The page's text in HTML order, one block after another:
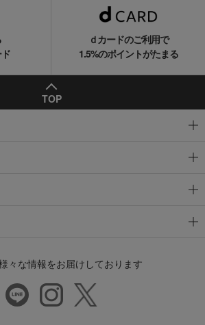
ｄカードのご利用で
1.5%のポイントがたまる
TOP
々な情報をお届けしております